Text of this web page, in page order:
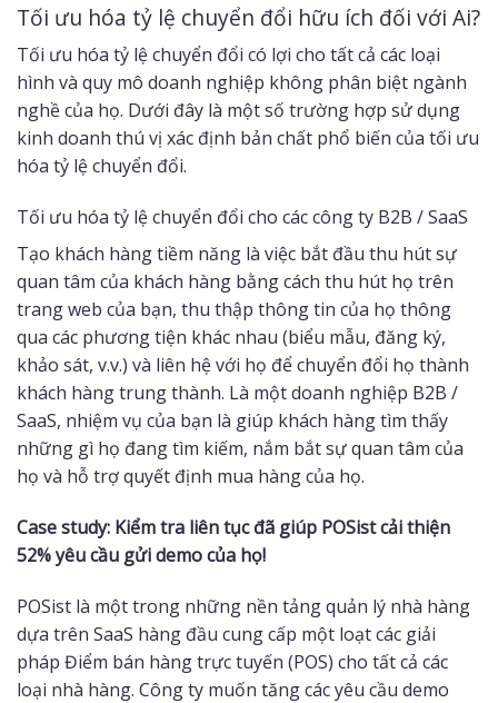
Tối ưu hóa tỷ lệ chuyển đổi hữu ích đối với Ai?
Tối ưu hóa tỷ lệ chuyển đổi có lợi cho tất cả các loại
hình và quy mô doanh nghiệp không phân biệt ngành
nghề của họ. Dưới đây là một số trường hợp sử dụng
kinh doanh thú vị xác định bản chất phổ biến của tối ưu
hóa tỷ lệ chuyển đổi.
Tối ưu hóa tỷ lệ chuyển đổi cho các công ty B2B / SaaS
Tạo khách hàng tiềm năng là việc bắt đầu thu hút sự
quan tâm của khách hàng bằng cách thu hút họ trên
trang web của bạn, thu thập thông tin của họ thông
qua các phương tiện khác nhau (biểu mẫu, đăng ký,
khảo sát, v.v.) và liên hệ với họ để chuyển đổi họ thành
khách hàng trung thành. Là một doanh nghiệp B2B /
SaaS, nhiệm vụ của bạn là giúp khách hàng tìm thấy
những gì họ đang tìm kiếm, nắm bắt sự quan tâm của
họ và hỗ trợ quyết định mua hàng của họ.
Case study: Kiểm tra liên tục đã giúp POSist cải thiện
52% yêu cầu gửi demo của họ!
POSist là một trong những nền tảng quản lý nhà hàng
dựa trên SaaS hàng đầu cung cấp một loạt các giải
pháp Điểm bán hàng trực tuyến (POS) cho tất cả các
loại nhà hàng. Công ty muốn tăng các yêu cầu demo